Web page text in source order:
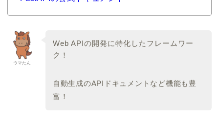
ウマたん
Web APIの開発に特化したフレームワー
ク！
自動生成のAPIドキュメントなど機能も豊
富！